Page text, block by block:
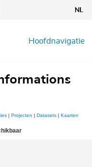
NL
Hoofdnavigatie
| Projecten | Datasets | Kaarten